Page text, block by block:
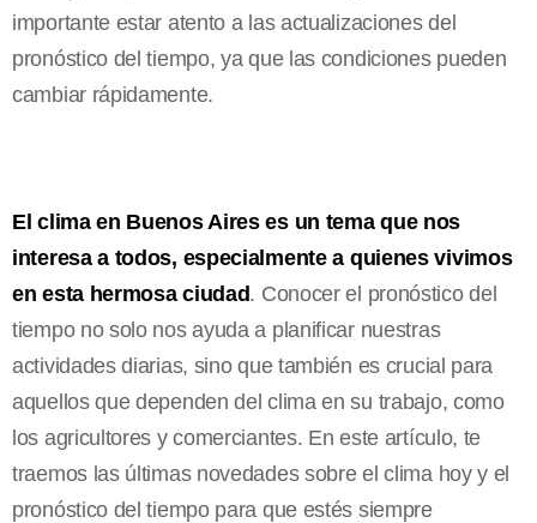
importante estar atento a las actualizaciones del
pronóstico del tiempo, ya que las condiciones pueden
cambiar rápidamente.
El clima en Buenos Aires es un tema que nos
interesa a todos, especialmente a quienes vivimos
en esta hermosa ciudad. Conocer el pronóstico del
tiempo no solo nos ayuda a planificar nuestras
actividades diarias, sino que también es crucial para
aquellos que dependen del clima en su trabajo, como
los agricultores y comerciantes. En este artículo, te
traemos las últimas novedades sobre el clima hoy y el
pronóstico del tiempo para que estés siempre